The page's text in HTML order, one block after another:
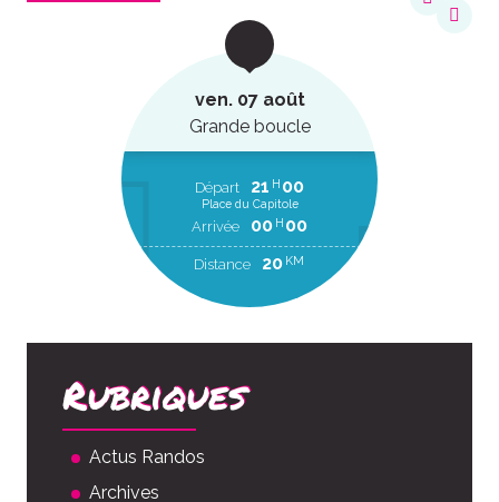
ven. 07 août
Grande boucle
Départ 21 H 00
Place du Capitole
Arrivée 00 H 00
Distance 20 KM
Rubriques
Actus Randos
Archives